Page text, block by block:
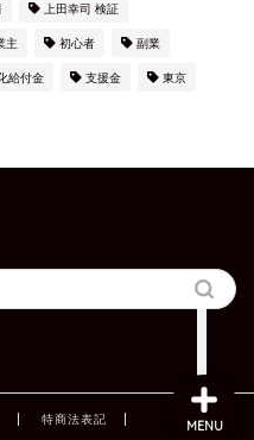
上田幸司 検証
主 初心者 副業
給付金 支援金 東京
特商法表記 MENU